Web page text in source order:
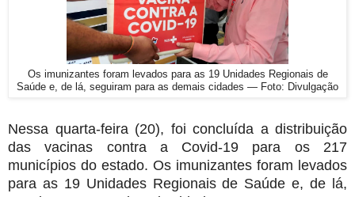
Os imunizantes foram levados para as 19 Unidades Regionais de
Saúde e, de lá, seguiram para as demais cidades — Foto: Divulgação
Nessa quarta-feira (20), foi concluída a distribuição
das vacinas contra a Covid-19 para os 217
municípios do estado. Os imunizantes foram levados
para as 19 Unidades Regionais de Saúde e, de lá,